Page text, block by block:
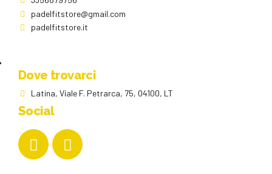
padelfitstore@gmail.com
padelfitstore.it
Dove trovarci
Latina, Viale F. Petrarca, 75, 04100, LT
Social